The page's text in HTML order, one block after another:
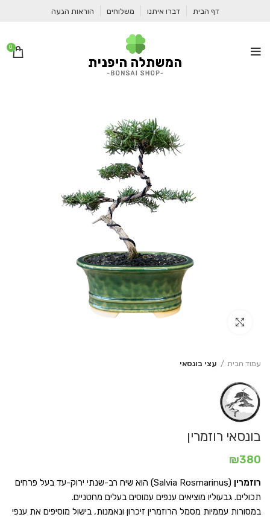
דף הבית דברו איתנו משלוחים הוראות הגעה
0
עמוד הבית עצי בונסאי
בונסאי רוזמרין
₪380
רוזמרין
(Salvia Rosmarinus) הוא שיח רב-שנתי ירוק-עד בעל פרחים
תכולים. גבעוליו מוציאים ענפים עמוסים בעלים מחטניים.
במסורות עממיות מסמל הרוזמרין זיכרון ונאמנות, בישול מוסיפים את ענפי